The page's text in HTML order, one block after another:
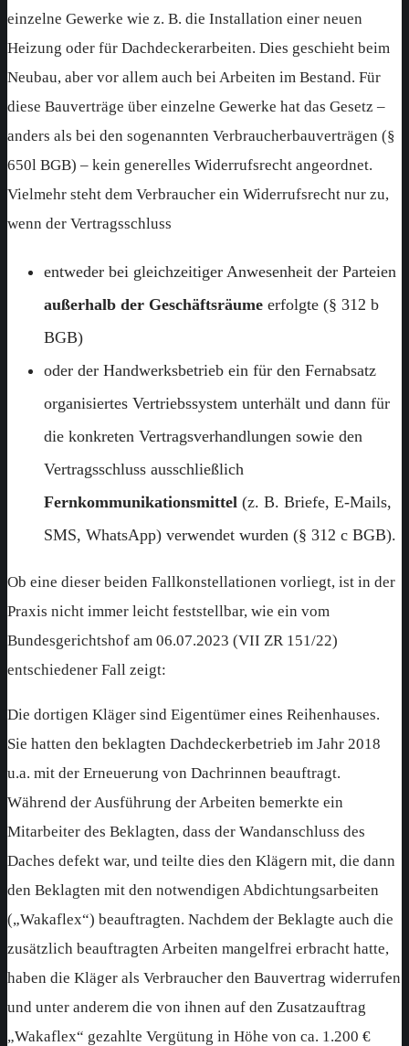
einzelne Gewerke wie z. B. die Installation einer neuen
Heizung oder für Dachdeckerarbeiten. Dies geschieht beim
Neubau, aber vor allem auch bei Arbeiten im Bestand. Für
diese Bauverträge über einzelne Gewerke hat das Gesetz –
anders als bei den sogenannten Verbraucherbauverträgen (§
650l BGB) – kein generelles Widerrufsrecht angeordnet.
Vielmehr steht dem Verbraucher ein Widerrufsrecht nur zu,
wenn der Vertragsschluss
entweder bei gleichzeitiger Anwesenheit der Parteien
außerhalb der Geschäftsräume erfolgte (§ 312 b
BGB)
oder der Handwerksbetrieb ein für den Fernabsatz
organisiertes Vertriebssystem unterhält und dann für
die konkreten Vertragsverhandlungen sowie den
Vertragsschluss ausschließlich
Fernkommunikationsmittel (z. B. Briefe, E-Mails,
SMS, WhatsApp) verwendet wurden (§ 312 c BGB).
Ob eine dieser beiden Fallkonstellationen vorliegt, ist in der
Praxis nicht immer leicht feststellbar, wie ein vom
Bundesgerichtshof am 06.07.2023 (VII ZR 151/22)
entschiedener Fall zeigt:
Die dortigen Kläger sind Eigentümer eines Reihenhauses.
Sie hatten den beklagten Dachdeckerbetrieb im Jahr 2018
u.a. mit der Erneuerung von Dachrinnen beauftragt.
Während der Ausführung der Arbeiten bemerkte ein
Mitarbeiter des Beklagten, dass der Wandanschluss des
Daches defekt war, und teilte dies den Klägern mit, die dann
den Beklagten mit den notwendigen Abdichtungsarbeiten
(„Wakaflex“) beauftragten. Nachdem der Beklagte auch die
zusätzlich beauftragten Arbeiten mangelfrei erbracht hatte,
haben die Kläger als Verbraucher den Bauvertrag widerrufen
und unter anderem die von ihnen auf den Zusatzauftrag
„Wakaflex“ gezahlte Vergütung in Höhe von ca. 1.200 €